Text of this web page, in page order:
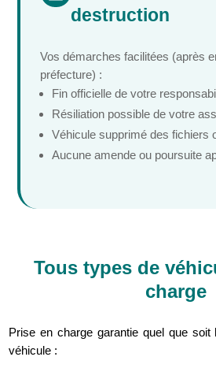
destruction
Vos démarches facilitées (après
préfecture) :
Fin officielle de votre
Résiliation possible de votre
Véhicule supprimé des fichiers
Aucune amende ou poursuite
Tous types de
charge
Prise en charge garantie quel que soit
véhicule :